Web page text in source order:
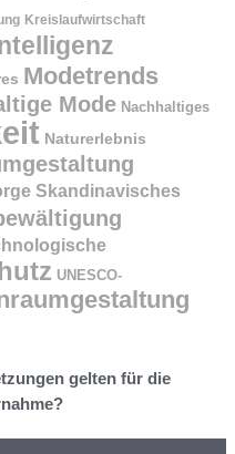
Kreislaufwirtschaft
Modetrends
Mode Nachhaltiges
Naturerlebnis
Skandinavisches
UNESCO-
gelten für die